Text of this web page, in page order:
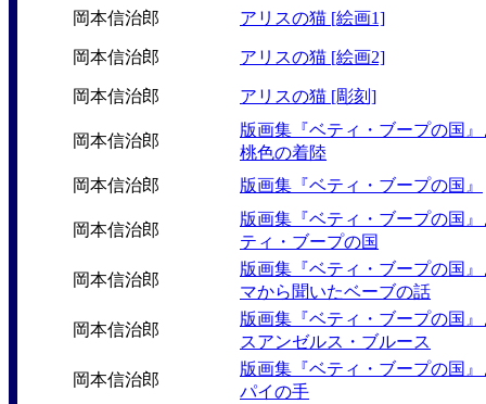
岡本信治郎 アリスの猫 [絵画1]
岡本信治郎 アリスの猫 [絵画2]
岡本信治郎 アリスの猫 [彫刻]
岡本信治郎
版画集『ベティ・ブープの国
桃色の着陸
岡本信治郎
版画集『ベティ・ブープの国』
岡本信治郎
版画集『ベティ・ブープの国
ティ・ブープの国
岡本信治郎
版画集『ベティ・ブープの国
マから聞いたベーブの話
岡本信治郎
版画集『ベティ・ブープの国
スアンゼルス・ブルース
岡本信治郎
版画集『ベティ・ブープの国
パイの手